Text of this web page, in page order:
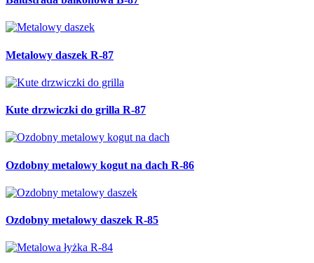
Metalowy daszek R-87
Kute drzwiczki do grilla R-87
Ozdobny metalowy kogut na dach R-86
Ozdobny metalowy daszek R-85